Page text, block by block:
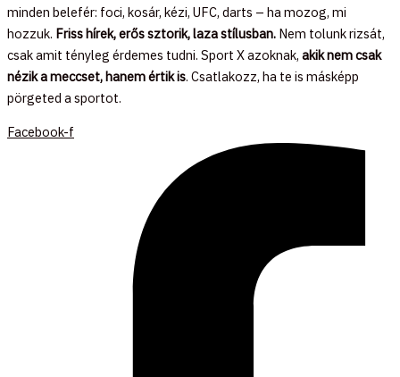
minden belefér: foci, kosár, kézi, UFC, darts – ha mozog, mi
hozzuk. Friss hírek, erős sztorik, laza stílusban. Nem tolunk rizsát,
csak amit tényleg érdemes tudni. Sport X azoknak, akik nem csak
nézik a meccset, hanem értik is. Csatlakozz, ha te is másképp
pörgeted a sportot.
Facebook-f